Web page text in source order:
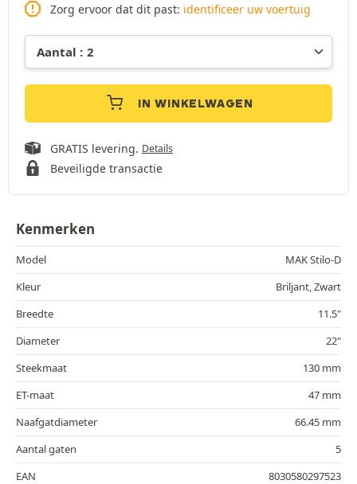
Zorg ervoor dat dit past: identificeer uw voertuig
IN WINKELWAGEN
GRATIS levering. Details
Beveiligde transactie
Kenmerken
Model
MAK Stilo-D
Kleur
Briljant, Zwart
Breedte
11.5"
Diameter
22"
Steekmaat
130 mm
ET-maat
47 mm
Naafgatdiameter
66.45 mm
Aantal gaten
5
EAN
8030580297523